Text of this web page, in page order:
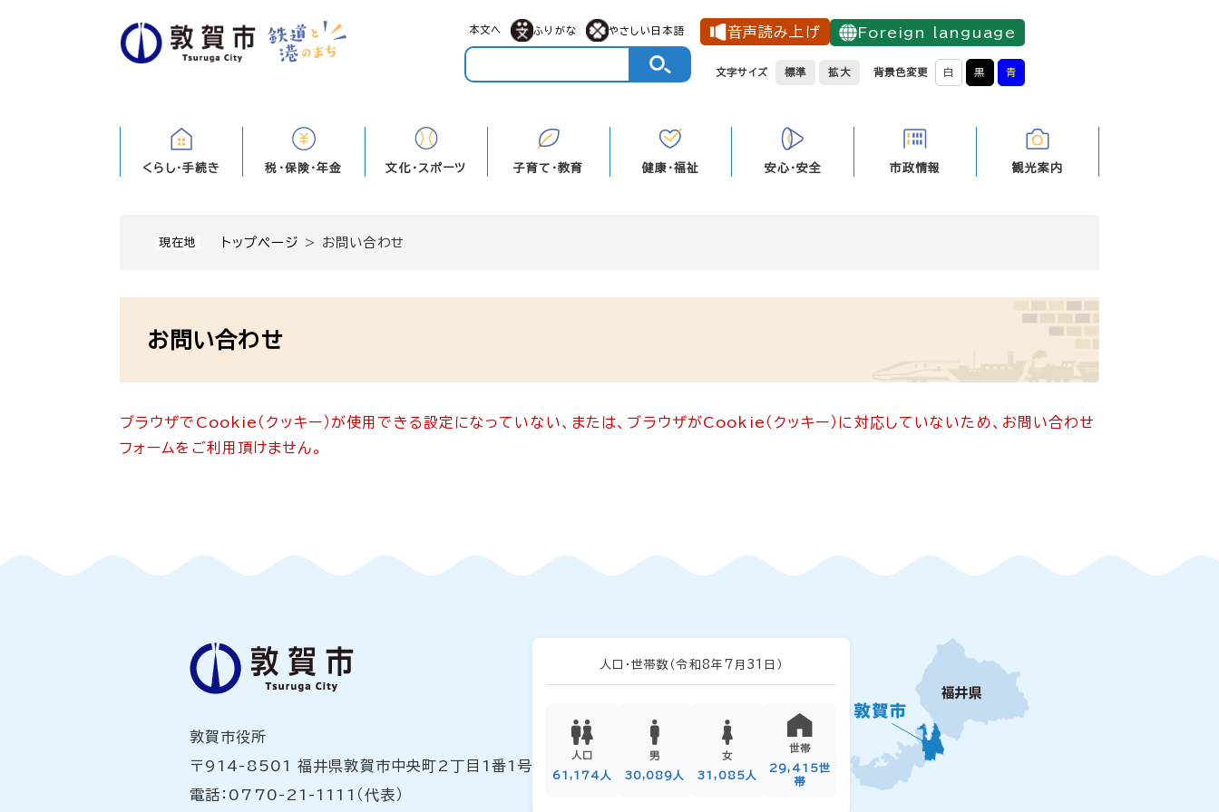
メニューを飛ばして本文へ
本文へ ふりがな やさしい日本語 音声読み上げ Foreign language
文字サイズ 標準 拡大 背景色変更 白 黒 青
くらし・手続き 税・保険・年金 文化・スポーツ 子育て・教育 健康・福祉 安心・安全 市政情報 観光案内
現在地 トップページ > お問い合わせ
お問い合わせ
ブラウザでCookie（クッキー）が使用できる設定になっていない、または、ブラウザがCookie（クッキー）に対応していないため、お問い合わせ
フォームをご利用頂けません。
敦賀市役所
〒914-8501 福井県敦賀市中央町2丁目1番1号
電話：0770-21-1111（代表）
人口・世帯数 （令和8年7月31日）
人口
61,174人
男
30,089人
女
31,085人
世帯
29,415世
帯